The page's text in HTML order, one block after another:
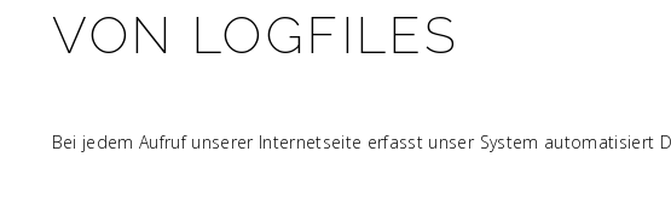
VON LOGFILES
Bei jedem Aufruf unserer Internetseite erfasst unser System automatisiert